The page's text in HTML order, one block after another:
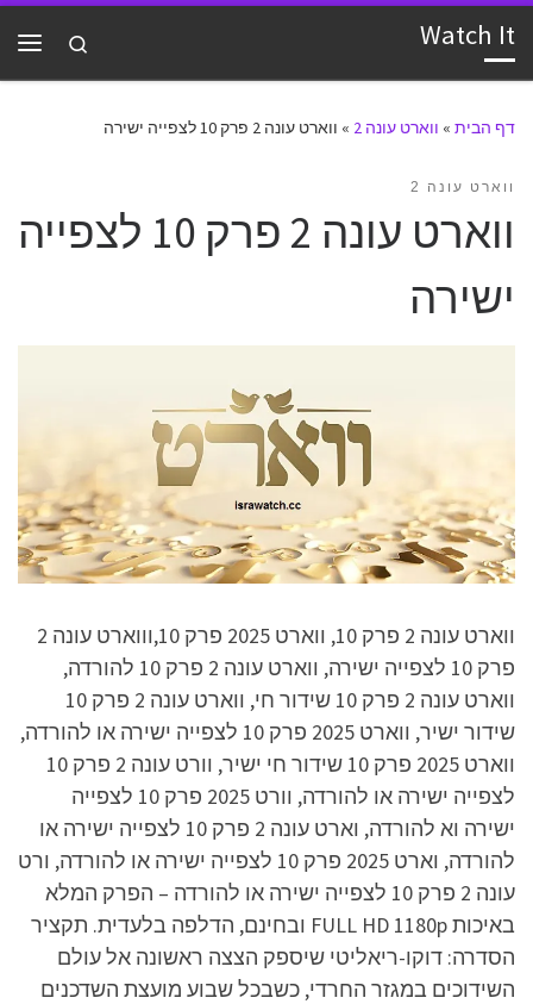
דלג לתוכן Watch It
Search
דף הבית » ווארט עונה 2 » ווארט עונה 2 פרק 10 לצפייה ישירה
ווארט עונה 2
ווארט עונה 2 פרק 10 לצפייה
ישירה
ווארט עונה 2 פרק 10, ווארט 2025 פרק 10,וווארט עונה 2
פרק 10 לצפייה ישירה, ווארט עונה 2 פרק 10 להורדה,
ווארט עונה 2 פרק 10 שידור חי, ווארט עונה 2 פרק 10
שידור ישיר, ווארט 2025 פרק 10 לצפייה ישירה או להורדה,
ווארט 2025 פרק 10 שידור חי ישיר, וורט עונה 2 פרק 10
לצפייה ישירה או להורדה, וורט 2025 פרק 10 לצפייה
ישירה וא להורדה, וארט עונה 2 פרק 10 לצפייה ישירה או
להורדה, וארט 2025 פרק 10 לצפייה ישירה או להורדה, ורט
עונה 2 פרק 10 לצפייה ישירה או להורדה – הפרק המלא
באיכות FULL HD 1180p ובחינם, הדלפה בלעדית. תקציר
הסדרה: דוקו-ריאליטי שיספק הצצה ראשונה אל עולם
השידוכים במגזר החרדי, כשבכל שבוע מועצת השדכנים